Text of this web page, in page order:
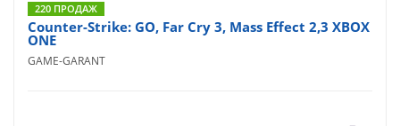
220 ПРОДАЖ
Counter-Strike: GO, Far Cry 3, Mass Effect 2,3 XBOX
ONE
GAME-GARANT